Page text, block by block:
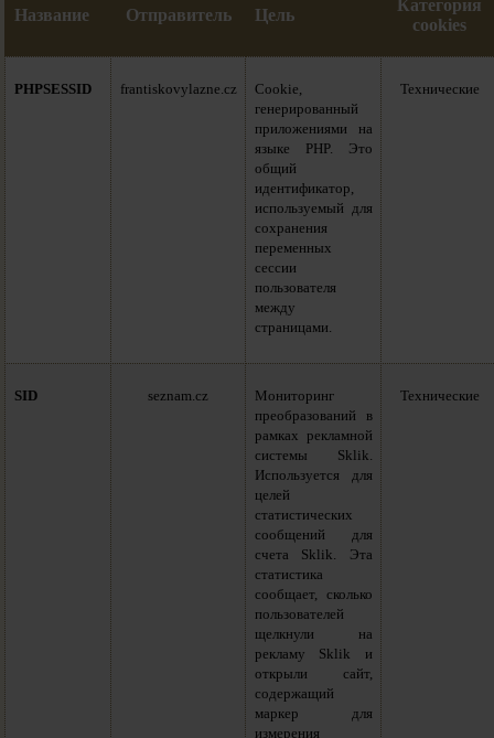
Название Отправитель Цель
Категория
cookies
PHPSESSID frantiskovylazne.cz
Cookie,
генерированный
приложениями на
языке PHP. Это
общий
идентификатор,
используемый для
сохранения
переменных
сессии
пользователя
между
страницами.
Технические
SID seznam.cz
Мониторинг
преобразований в
рамках рекламной
системы Sklik.
Используется для
целей
статистических
сообщений для
счета Sklik. Эта
статистика
сообщает, сколько
пользователей
щелкнули на
рекламу Sklik и
открыли сайт,
содержащий
маркер для
измерения
Технические